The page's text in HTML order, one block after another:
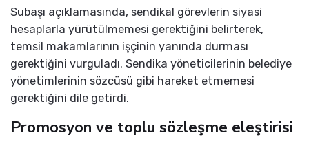
Subaşı açıklamasında, sendikal görevlerin siyasi
hesaplarla yürütülmemesi gerektiğini belirterek,
temsil makamlarının işçinin yanında durması
gerektiğini vurguladı. Sendika yöneticilerinin belediye
yönetimlerinin sözcüsü gibi hareket etmemesi
gerektiğini dile getirdi.
Promosyon ve toplu sözleşme eleştirisi